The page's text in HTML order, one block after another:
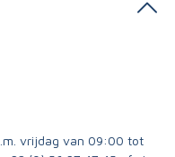
vrijdag van 09:00 tot